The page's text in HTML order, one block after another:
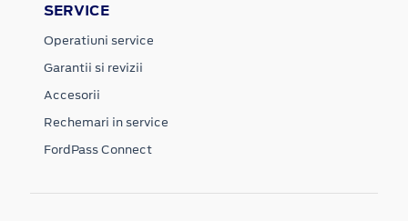
SERVICE
Operatiuni service
Garantii si revizii
Accesorii
Rechemari in service
FordPass Connect